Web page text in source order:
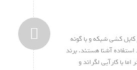
کشی شبکه و با گونه
آشنا هستند. برند
اما با کارآیی لگراند و